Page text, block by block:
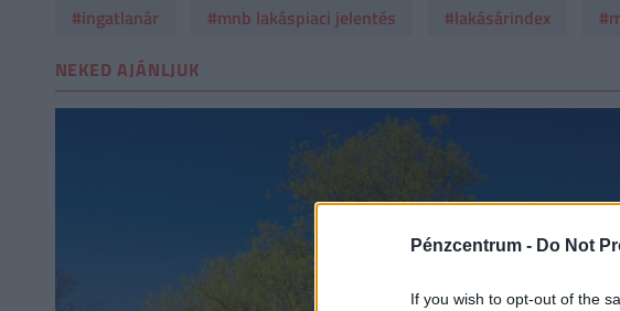
Pénzcentrum - Do Not
If you wish to opt-out of the
#ingatlanár
#mnb lakáspiaci jelentés #lakásárindex
NEKED AJÁNLJUK